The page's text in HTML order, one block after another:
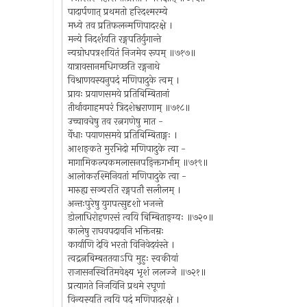
पादार्पणात् प्रथमतो हरिदश्मरम्ये
मध्ये तव प्रतिफलन्मणिपादरक्षे ।
मन्ये निदर्शयति रङ्गपतिर्युगान्ते
न्यग्रोधपत्रशयितं निजमेव रूपम् ॥७१७॥
यात्रावसानमधिगच्छति रङ्गनाथे
विश्राणयस्यनुपदं मणिपादुके त्वम् ।
प्रायः प्रयाणसमये प्रतिबिम्बितानां
तीर्थावगाहमपरं त्रिदशेश्वराणाम् ॥७१८॥
उच्चावचेषु तव रत्नगणेषु मात -
र्वेधाः पयाणसमये प्रतिबिम्बिताङ्गः ।
आशङ्कते मुरभिदो मणिपादुके त्वा -
मागामिकल्पकमलासनपङ्क्तिगर्भाम् ॥७१९॥
आलोकरश्मिनियतां मणिपादुके त्वा -
मारुह्य सञ्चरति रङ्गपतौ सलीलम् ।
अन्तःपुरेषु युगपत्सुदृशो भजन्ते
डोलाधिरोहणरसं त्वयि बिम्बिताङ्ग्यः ॥७२०॥
कालेषु राघवपदावनि भक्तिनम्रः
कार्याणि देवि भरतो विनिवेदयंस्ते ।
त्वद्रत्नबिम्बततयाऽपि मुहुः स्वकीयां
राजासनस्थितिमवेक्ष्य भृशं ललज्जे ॥७२१॥
प्रत्यागते निजयिनि प्रथमे रघूणां
विन्यस्यति त्वयि पदं मणिपादरक्षे ।